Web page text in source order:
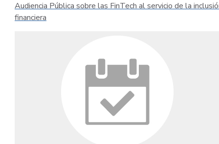
Audiencia Pública sobre las FinTech al servicio de la
financiera